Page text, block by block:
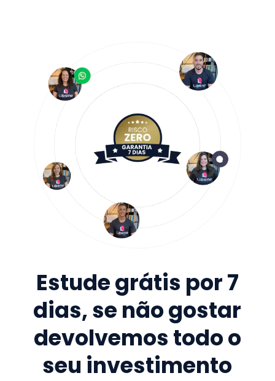
Estude grátis por 7
dias, se não gostar
devolvemos todo o
seu investimento